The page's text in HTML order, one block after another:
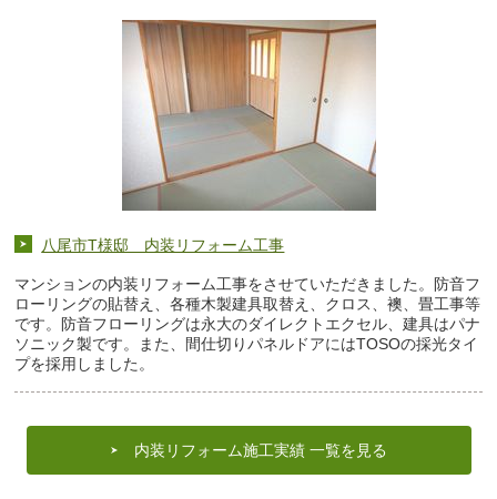
八尾市T様邸 内装リフォーム工事
マンションの内装リフォーム工事をさせていただきました。防音フ
ローリングの貼替え、各種木製建具取替え、クロス、襖、畳工事等
です。防音フローリングは永大のダイレクトエクセル、建具はパナ
ソニック製です。また、間仕切りパネルドアにはTOSOの採光タイ
プを採用しました。
内装リフォーム施工実績 一覧を見る